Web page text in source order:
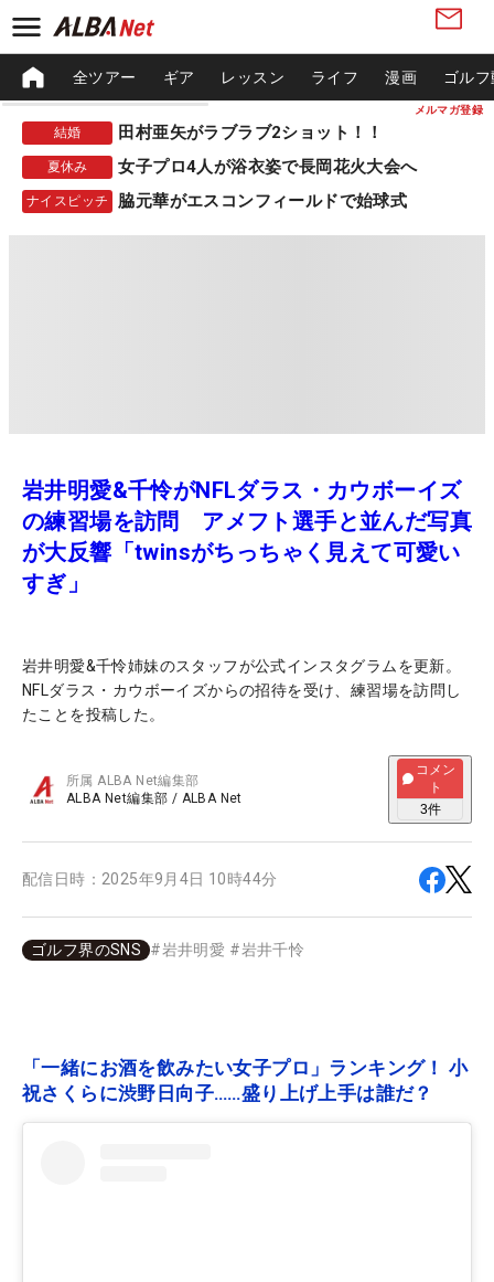
メルマガ登録
全ツアー ギア レッスン ライフ 漫画 ゴル
結婚 田村亜矢がラブラブ2ショット！！
夏休み 女子プロ4人が浴衣姿で長岡花火大会へ
ナイスピッチ 脇元華がエスコンフィールドで始球式
岩井明愛&千怜がNFLダラス・カウボーイズ
の練習場を訪問 アメフト選手と並んだ写真
が大反響「twinsがちっちゃく見えて可愛い
すぎ」
岩井明愛&千怜姉妹のスタッフが公式インスタグラムを更新。
NFLダラス・カウボーイズからの招待を受け、練習場を訪問し
たことを投稿した。
所属ALBA Net編集部
ALBA Net編集部 / ALBA Net
コメン
ト
3件
配信日時： 2025年9月4日 10時44分
ゴルフ界のSNS #岩井明愛 #岩井千怜
「一緒にお酒を飲みたい女子プロ」ランキング！ 小
祝さくらに渋野日向子……盛り上げ上手は誰だ？